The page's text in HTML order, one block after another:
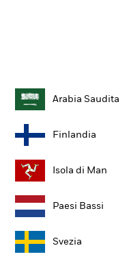
Arabia Saudita
Finlandia
Isola di Man
Paesi Bassi
Svezia